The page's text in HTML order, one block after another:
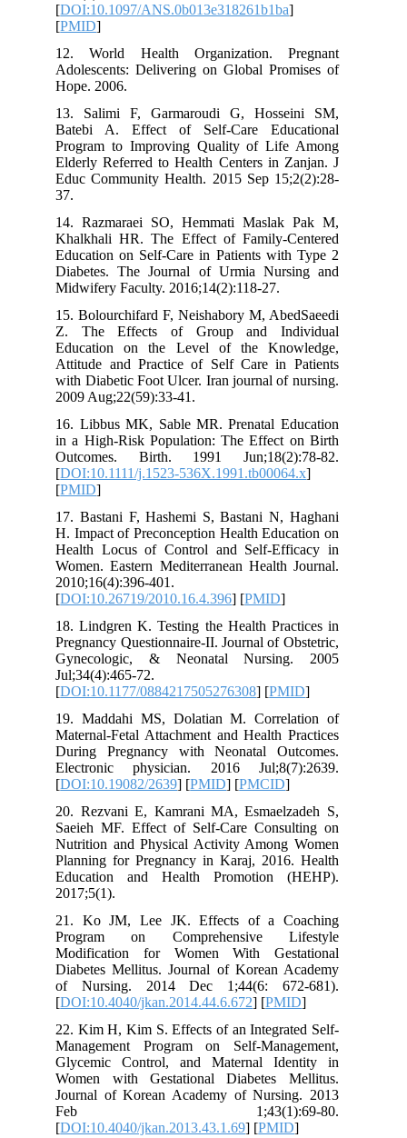
[DOI:10.1097/ANS.0b013e318261b1ba
12. World Health Organization.
Adolescents: Delivering on Global
13. Salimi F, Garmaroudi G,
Batebi A. Effect of Self-Care
Program to Improving Quality of
Elderly Referred to Health Centers in
Educ Community Health. 2015 Sep
14. Razmaraei SO, Hemmati
Khalkhali HR. The Effect of Family-
Education on Self-Care in Patients
Diabetes. The Journal of Urmia
Midwifery Faculty. 2016;14(2):118-27.
15. Bolourchifard F, Neishabory M,
Z. The Effects of Group and
Education on the Level of the
Attitude and Practice of Self Care in
with Diabetic Foot Ulcer. Iran journal
2009 Aug;22(59):33-41.
16. Libbus MK, Sable MR. Prenatal
in a High‐Risk Population: The
Outcomes. Birth. 1991
[DOI:10.1111/j.1523-
17. Bastani F, Hashemi S, Bastani N,
H. Impact of Preconception Health
Health Locus of Control and Self-
Women. Eastern Mediterranean
2010;16(4):396-401.
[DOI:10.26719/2010.16.4.396
18. Lindgren K. Testing the Health
Pregnancy Questionnaire-II. Journal of
Gynecologic, & Neonatal
[DOI:10.1177/0884217505276308
19. Maddahi MS, Dolatian M.
Maternal-Fetal Attachment and Health
During Pregnancy with Neonatal
Electronic physician. 2016
[DOI:10.19082/2639
20. Rezvani E, Kamrani MA,
Saeieh MF. Effect of Self-Care
Nutrition and Physical Activity
Planning for Pregnancy in Karaj,
Education and Health Promotion
21. Ko JM, Lee JK. Effects of a
Program on Comprehensive
Modification for Women With
Diabetes Mellitus. Journal of Korean
of Nursing. 2014 Dec 1;44(6:
[DOI:10.4040/jkan.2014.44.6.672
22. Kim H, Kim S. Effects of an
Management Program on Self-
Glycemic Control, and Maternal
Women with Gestational Diabetes
Journal of Korean Academy of
Feb
[DOI:10.4040/jkan.2013.43.1.69